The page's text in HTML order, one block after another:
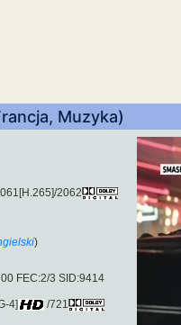
Muzyka)
2062
)
FEC:2/3 SID:9414
4]
/721